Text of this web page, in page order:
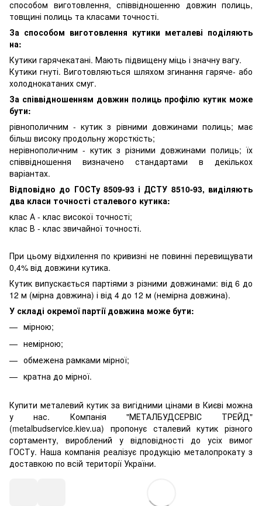
способом виготовлення, співвідношенню довжин полиць,
товщині полиць та класами точності.
За способом виготовлення кутики металеві поділяють
на:
Кутики гарячекатані. Мають підвищену міць і значну вагу.
Кутики гнуті. Виготовляються шляхом згинання гаряче- або
холоднокатаних смуг.
За співвідношенням довжин полиць профілю кутик може
бути:
рівнополичним - кутик з рівними довжинами полиць; має
більш високу продольну жорсткість;
нерівнополичним - кутик з різними довжинами полиць; їх
співвідношення визначено стандартами в декількох
варіантах.
Відповідно до ГОСТу 8509-93 і ДСТУ 8510-93, виділяють
два класи точності сталевого кутика:
клас А - клас високої точності;
клас В - клас звичайної точності.
При цьому відхилення по кривизні не повинні перевищувати
0,4% від довжини кутика.
Кутик випускається партіями з різними довжинами: від 6 до
12 м (мірна довжина) і від 4 до 12 м (немірна довжина).
У складі окремої партії довжина може бути:
мірною;
немірною;
обмежена рамками мірної;
кратна до мірної.
Купити металевий кутик за вигідними цінами в Києві можна
у нас. Компанія "МЕТАЛБУДСЕРВІС ТРЕЙД"
(metalbudservice.kiev.ua) пропонує сталевий кутик різного
сортаменту, вироблений у відповідності до усіх вимог
ГОСТу. Наша компанія реалізує продукцію металопрокату з
доставкою по всій території України.